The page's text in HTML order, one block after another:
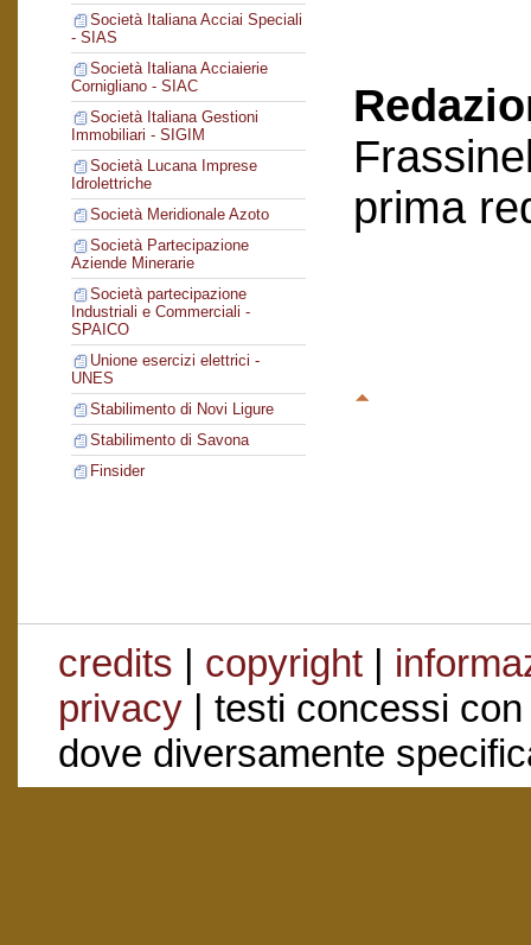
Società Italiana Acciai Speciali
- SIAS
Società Italiana Acciaierie
Cornigliano - SIAC
Società Italiana Gestioni
Immobiliari - SIGIM
Società Lucana Imprese
Idrolettriche
Società Meridionale Azoto
Società Partecipazione
Aziende Minerarie
Società partecipazione
Industriali e Commerciali -
SPAICO
Unione esercizi elettrici -
UNES
Stabilimento di Novi Ligure
Stabilimento di Savona
Finsider
prima
credits | copyright|
privacy| testi concessi
dove diversamente